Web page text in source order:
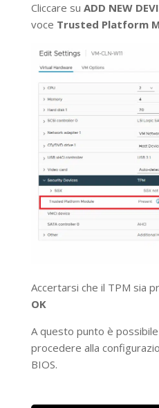
Cliccare su ADD NEW
voce Trusted Platform
Accertarsi che il TPM sia
OK
A questo punto è
procedere alla
BIOS.